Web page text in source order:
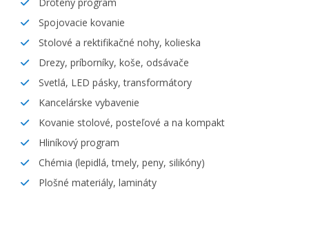
Spojovacie kovanie
Stolové a rektifikačné nohy, kolieska
Drezy, príborníky, koše, odsávače
Svetlá, LED pásky, transformátory
Kancelárske vybavenie
Kovanie stolové, posteľové a na kompakt
Hliníkový program
Chémia (lepidlá, tmely, peny, silikóny)
Plošné materiály, lamináty